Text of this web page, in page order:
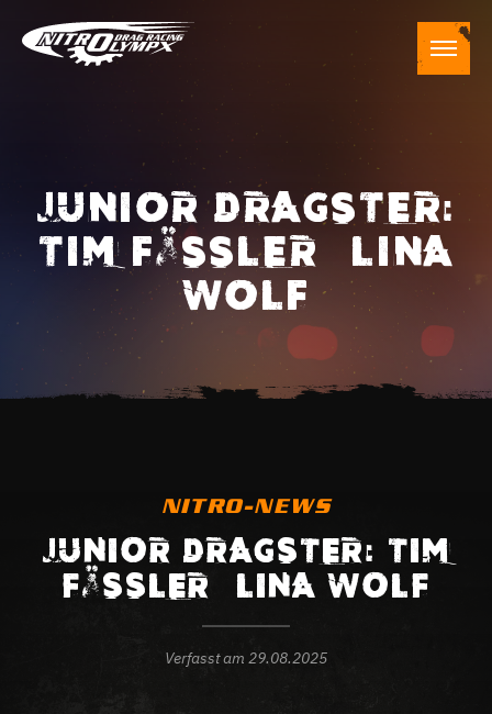
JUNIOR DRAGSTER:
TIM FÄSSLER – LINA
WOLF
NITRO-NEWS
JUNIOR DRAGSTER: TIM
FÄSSLER – LINA WOLF
Verfasst am 29.08.2025